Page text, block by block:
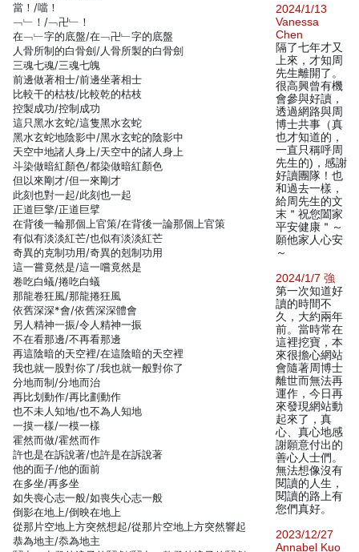
當！/噹！
﹁﹂！/﹁卍﹂！
在﹁﹂字的底盤/在﹁卍﹂字的底盤
人骨所制的白骨劍/人骨所製的白骨劍
三魂七魂/三魂七魄
前邊做著相士/前邊坐著相士
比較干的枯枝/比較乾的枯枝
控製成功/控制成功
這只黑水玄蛇/這隻黑水玄蛇
黑水玄蛇地陰影中/黑水玄蛇的陰影中
天空中地諸人身上/天空中的諸人身上
斗染做暗紅顏色/都染做暗紅顏色
但以來剛才/但一來剛才
此刻也對一起/此刻也一起
正道巨擎/正道巨擘
在背後一輪那個上官策/在背後一論那個上官策
有似有淡淡紅芒/也似有淡淡紅芒
奇異的克制功用/奇異的剋制功用
這一嘗竟然是/這一嚐竟然是
卷吃白蟻/捲吃白蟻
那龍卷狂風/那龍捲狂風
依舊深深*會/依舊深深體會
另人精神一振/令人精神一振
不在看那邊/不再看那邊
再這陰暗的天空裡/在這陰暗的天空裡
我也就一股對你了/我也就一般對你了
分地而制/分地而治
再比划動作/再比劃動作
也不未人知地/也不為人知地
一摸一樣/一模一樣
霍然而做/霍然而作
許也是在訴說著/也許是在訴說著
他的面子/他的面前
在多坐/再多坐
如失喪心志一般/如喪失心志一般
倒影在地上/倒映在地上
從那片空地上方突然想起/從那片空地上方突然響起
恭為地主/忝為地主
2024/1/13
Vanessa
Chen
隔了七年才又
上來，才知周
先生離開了。
很高興曾有機
會參與好讀，
透過網路與周
博士共事（真
也才知道的，
一直只稱呼周
先生的)，感謝
好讀團隊！也
和過去一樣，
給周先生的文
末＂祝您闔家
平安健康＂～
願他家人心安
～
2024/1/7 強
第一次知道好
讀的時間不
久，大約兩年
前。當時常在
這裡挖寶，本
來很擔心網站
會隨著周博士
離世而無法再
運作，今日再
來發現網站動
起來了，真
心、真心地感
謝願意付出的
善心人士們。
無法想像沒有
閱讀的人生，
閱讀的路上有
您們真好。
2023/12/27
Annabel Kuo